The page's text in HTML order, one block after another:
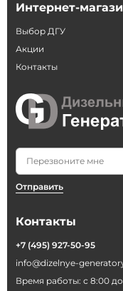
Интернет-
Выбор ДГУ
Акции
Контакты
Отправить
Контакты
+7 (495) 927-50-95
info@dizelnye-
Время работы: с 8:00